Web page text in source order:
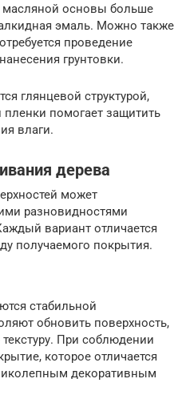
масляной основы больше
эмаль. Можно также
проведение
грунтовки.
глянцевой структурой,
помогает защитить
влаги.
дерева
может
разновидностями
вариант отличается
получаемого покрытия.
стабильной
обновить поверхность,
При соблюдении
которое отличается
декоративным